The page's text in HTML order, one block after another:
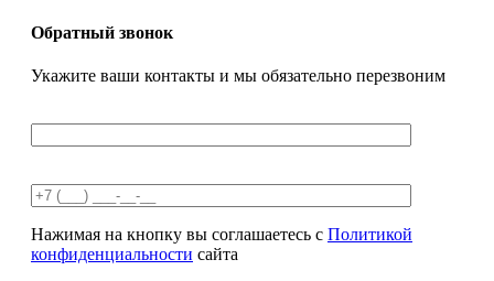
Обратный звонок
Укажите ваши контакты и мы обязательно перезвоним
Нажимая на кнопку вы соглашаетесь с Политикой
конфиденциальности сайта